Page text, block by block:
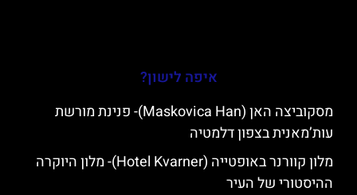
איפה לישון?
מסקוביצה האן (Maskovica Han)- פנינת מורשת
עות’מאנית בצפון דלמטיה
מלון קוורנר באופטייה (Hotel Kvarner)- מלון היוקרה
ההיסטורי של העיר